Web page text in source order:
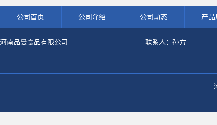
公司首页 公司介绍 公司动态 产品
河南品曼食品有限公司 联系人：孙方